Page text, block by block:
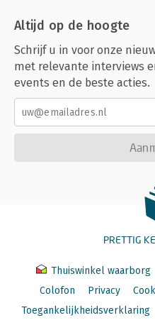
Altijd op de hoogte
Schrijf u in voor onze
met relevante interviews
events en de beste acties.
PRETTIG
Thuiswinkel waarborg
Colofon
Privacy
Toegankelijkheidsverklaring